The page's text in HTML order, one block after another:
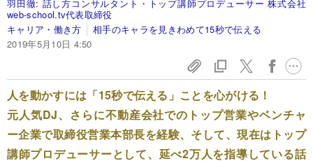
羽田徹: 話し方コンサルタント・トップ講師プロデューサー 株式会社
web-school.tv代表取締役
キャリア・働き方
相手のキャラを見きわめて15秒で伝える
2019年5月10日 4:50
人を動かすには「15秒で伝える」ことを心がける！
元人気DJ、さらに不動産会社でのトップ営業やベンチャ
ー企業で取締役営業本部長を経験、そして、現在はトップ
講師プロデューサーとして、延べ2万人を指導している話